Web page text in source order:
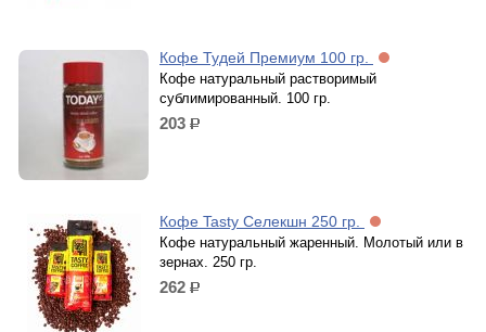
Кофе Тудей Премиум 100 гр.
Кофе натуральный растворимый
сублимированный. 100 гр.
203 р.
Кофе Tasty Селекшн 250 гр.
Кофе натуральный жаренный. Молотый или в
зернах. 250 гр.
262 р.